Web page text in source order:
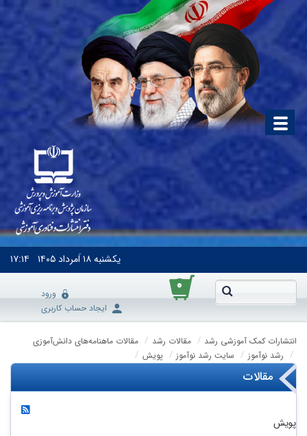
یکشنبه۱۸ اَمرداد ۱۴۰۵ ۱۷:۱۴
۰
ورود
ایجاد حساب کاربری
انتشارات کمک آموزشی رشد مقالات رشد
مقالات ماهنامه‌های دانش‌آموزی
رشد نوآموز
سایت رشد نوآموز پویش
مقالات
پویش